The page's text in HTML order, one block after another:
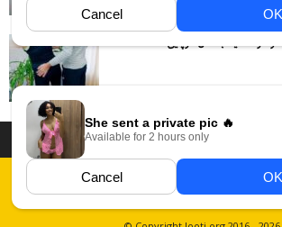
و مرده میاد باهاش سرپایی...
دسته بندی فیلم های سکسی
عکس سکسی ایرانی
فیلم های سکسی زهرا قوانین